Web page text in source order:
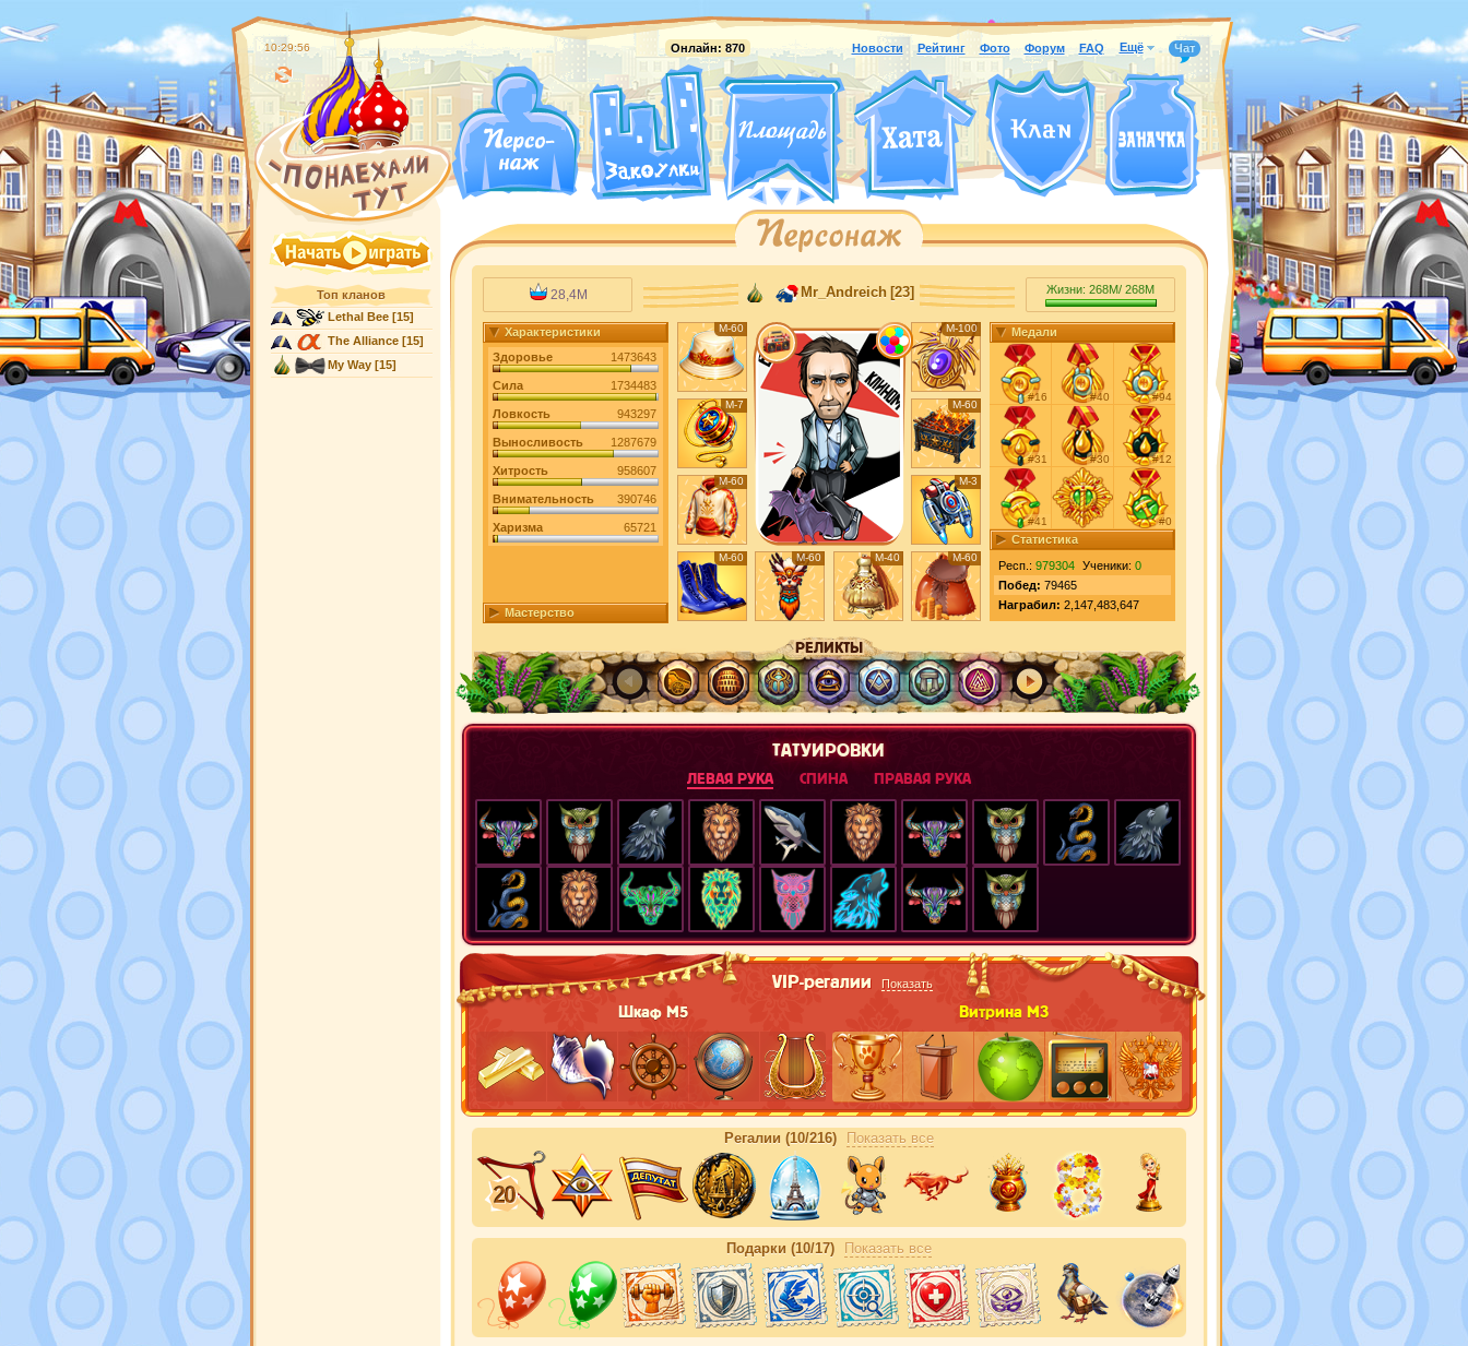
Онлайн: 870 Новости Рейтинг Фото Форум FAQ Ещё Чат
10:29:57
Топ кланов
Lethal Bee[15]
The Alliance[15]
My Way[15]
Mr_Andreich [23]
28,4M Жизни: 268M/ 268M
Характеристики
Здоровье
1473643
Сила 1734483
Ловкость 943297
Выносливость 1287679
Хитрость 958607
Внимательность 390746
Харизма 65721
Мастерство
М-60 М-100
М-7
М-60
М-60
М-3
М-60 М-60
М-60 М-40
Медали
#16 #40 #94
#31 #30 #12
#41 #0
Статистика
Респ.: 979304 Ученики: 0
Побед: 79465
Награбил: 2,147,483,647
РЕЛИКТЫ
ТАТУИРОВКИ
ЛЕВАЯ РУКА СПИНА ПРАВАЯ РУКА
VIP-регалии Показать
Шкаф М5 Витрина М3
Регалии (10/216) Показать все
Подарки (10/17) Показать все